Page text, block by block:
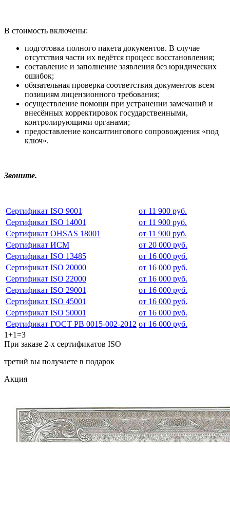
В стоимость включены:
подготовка полного пакета документов. В случае
отсутствия части их ведётся процесс восстановления;
составление и заполнение заявления без юридических
ошибок;
обязательная проверка соответствия документов всем
позициям лицензионного требования;
осуществление помощи при устранении замечаний и
внесённых корректировок государственными,
контролирующими органами;
предоставление консалтингового сопровождения «под
ключ».
Звоните.
Сертификат ISO 9001
от 11 900 руб.
Сертификат ISO 14001
от 11 900 руб.
Сертификат OHSAS 18001
от 11 900 руб.
Сертификат ИСМ
от 20 000 руб.
Сертификат ISO 13485
от 16 000 руб.
Сертификат ISO 20000
от 16 000 руб.
Сертификат ISO 22000
от 16 000 руб.
Сертификат ISO 29001
от 16 000 руб.
Сертификат ISO 45001
от 16 000 руб.
Сертификат ISO 50001
от 16 000 руб.
Сертификат ГОСТ РВ 0015-002-2012 от 16 000 руб.
1+1=3
При заказе 2-х сертификатов ISO
третий вы получаете в подарок
Акция